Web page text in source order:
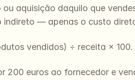
aquisição daquilo que
— apenas o custo
vendidos) ÷ receita × 100.
200 euros ao fornecedor e